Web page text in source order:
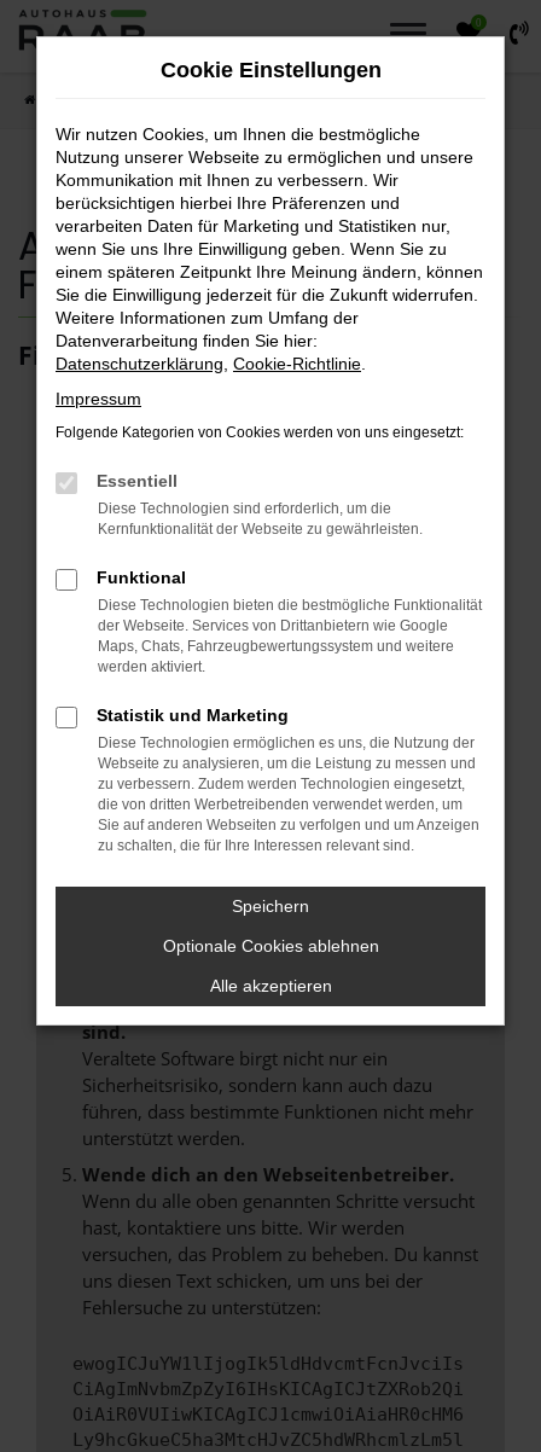
Zum
0
Autohaus Raab
Fahrzeugsuche
Finden sie ihr Traumfahrzeug.
Fehler: Network Error
Beim Laden ist ein Fehler aufgetreten.
Überprüfe deine Firewall und deine
Internetverbindung.
Laden andere Webseiten, zum Beispiel deine
Prüfe deine Browsererweiterungen.
Manche Erweiterungen, wie Werbeblocker,
können das Laden bestimmter Seiten
verhindern. Funktioniert die Seite in einem
anderen Browser oder in einem privaten
Fenster?
Starte dein Gerät neu.
Das kann manchmal helfen, vorübergehende
Probleme zu beheben.
Stelle sicher, dass dein Browser und dein
Betriebssystem auf dem neuesten Stand
sind.
Veraltete Software birgt nicht nur ein
Sicherheitsrisiko, sondern kann auch dazu
führen, dass bestimmte Funktionen nicht mehr
unterstützt werden.
Wende dich an den Webseitenbetreiber.
Wenn du alle oben genannten Schritte versucht
hast, kontaktiere uns bitte. Wir werden
versuchen, das Problem zu beheben. Du kannst
uns diesen Text schicken, um uns bei der
Fehlersuche zu unterstützen:
ewogICJuYW1lIjogIk5ldHdvcmtFcnJvciIs
CiAgImNvbmZpZyI6IHsKICAgICJtZXRob2Qi
OiAiR0VUIiwKICAgICJ1cmwiOiAiaHR0cHM6
Ly9hcGkueC5ha3MtcHJvZC5hdWRhcmlzLm5l
Cookie Einstellungen
Wir nutzen Cookies, um Ihnen die bestmögliche
Nutzung unserer Webseite zu ermöglichen und unsere
Kommunikation mit Ihnen zu verbessern. Wir
berücksichtigen hierbei Ihre Präferenzen und
verarbeiten Daten für Marketing und Statistiken nur,
wenn Sie uns Ihre Einwilligung geben. Wenn Sie zu
einem späteren Zeitpunkt Ihre Meinung ändern, können
Sie die Einwilligung jederzeit für die Zukunft widerrufen.
Weitere Informationen zum Umfang der
Datenverarbeitung finden Sie hier:
Datenschutzerklärung Cookie-Richtlinie
Impressum
Folgende Kategorien von Cookies werden von uns eingesetzt:
Essentiell
Diese Technologien sind erforderlich, um die
Kernfunktionalität der Webseite zu gewährleisten.
Funktional
Diese Technologien bieten die bestmögliche Funktionalität
der Webseite. Services von Drittanbietern wie Google
Maps, Chats, Fahrzeugbewertungssystem und weitere
werden aktiviert.
Statistik und Marketing
Diese Technologien ermöglichen es uns, die Nutzung der
Webseite zu analysieren, um die Leistung zu messen und
zu verbessern. Zudem werden Technologien eingesetzt,
die von dritten Werbetreibenden verwendet werden, um
Sie auf anderen Webseiten zu verfolgen und um Anzeigen
zu schalten, die für Ihre Interessen relevant sind.
Speichern
Optionale Cookies ablehnen
Alle akzeptieren